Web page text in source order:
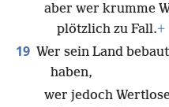
aber wer krumme
plötzlich zu Fall.+
19 Wer sein Land
haben,
wer jedoch